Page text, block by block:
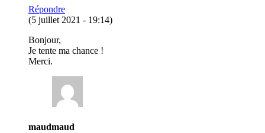
Répondre
(5 juillet 2021 - 19:14)
Bonjour,
Je tente ma chance !
Merci.
maudmaud